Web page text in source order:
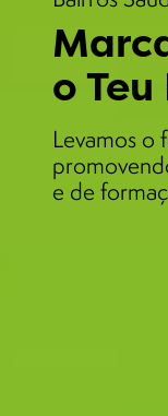
o
Levamos o
e de